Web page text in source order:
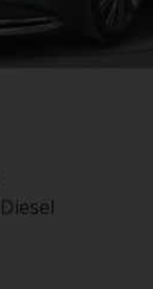
Diesel